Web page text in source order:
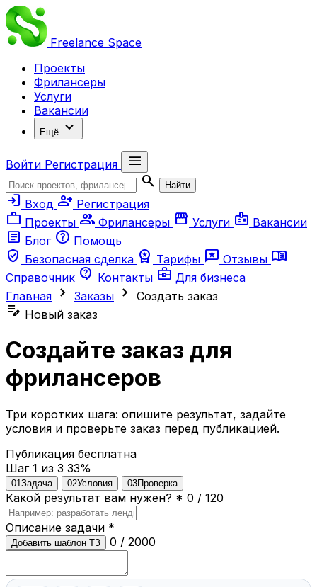
Freelance Space
Проекты
Фрилансеры
Услуги
Вакансии
Ещё expand_more
Войти Регистрация
menu
search
Найти
login Вход person_add Регистрация
work Проекты group Фрилансеры storefront Услуги badge Вакансии
article Блог help Помощь
verified_user Безопасная сделка workspace_premium Тарифы reviews Отзывы menu_book
Справочник contact_support Контакты business_center Для бизнеса
Главная chevron_right Заказы chevron_right Создать заказ
edit_note Новый заказ
Создайте заказ для
фрилансеров
Три коротких шага: опишите результат, задайте
условия и проверьте заказ перед публикацией.
Публикация бесплатна
Шаг 1 из 3 33%
01 Задача 02Условия 03Проверка
Какой результат вам нужен? * 0 / 120
Описание задачи *
Добавить шаблон ТЗ 0 / 2000